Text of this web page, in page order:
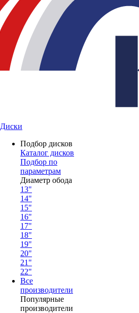
Диски
Подбор дисков
Каталог дисков
Подбор по
параметрам
Диаметр обода
13"
14"
15"
16"
17"
18"
19"
20"
21"
22"
Все
производители
Популярные
производители